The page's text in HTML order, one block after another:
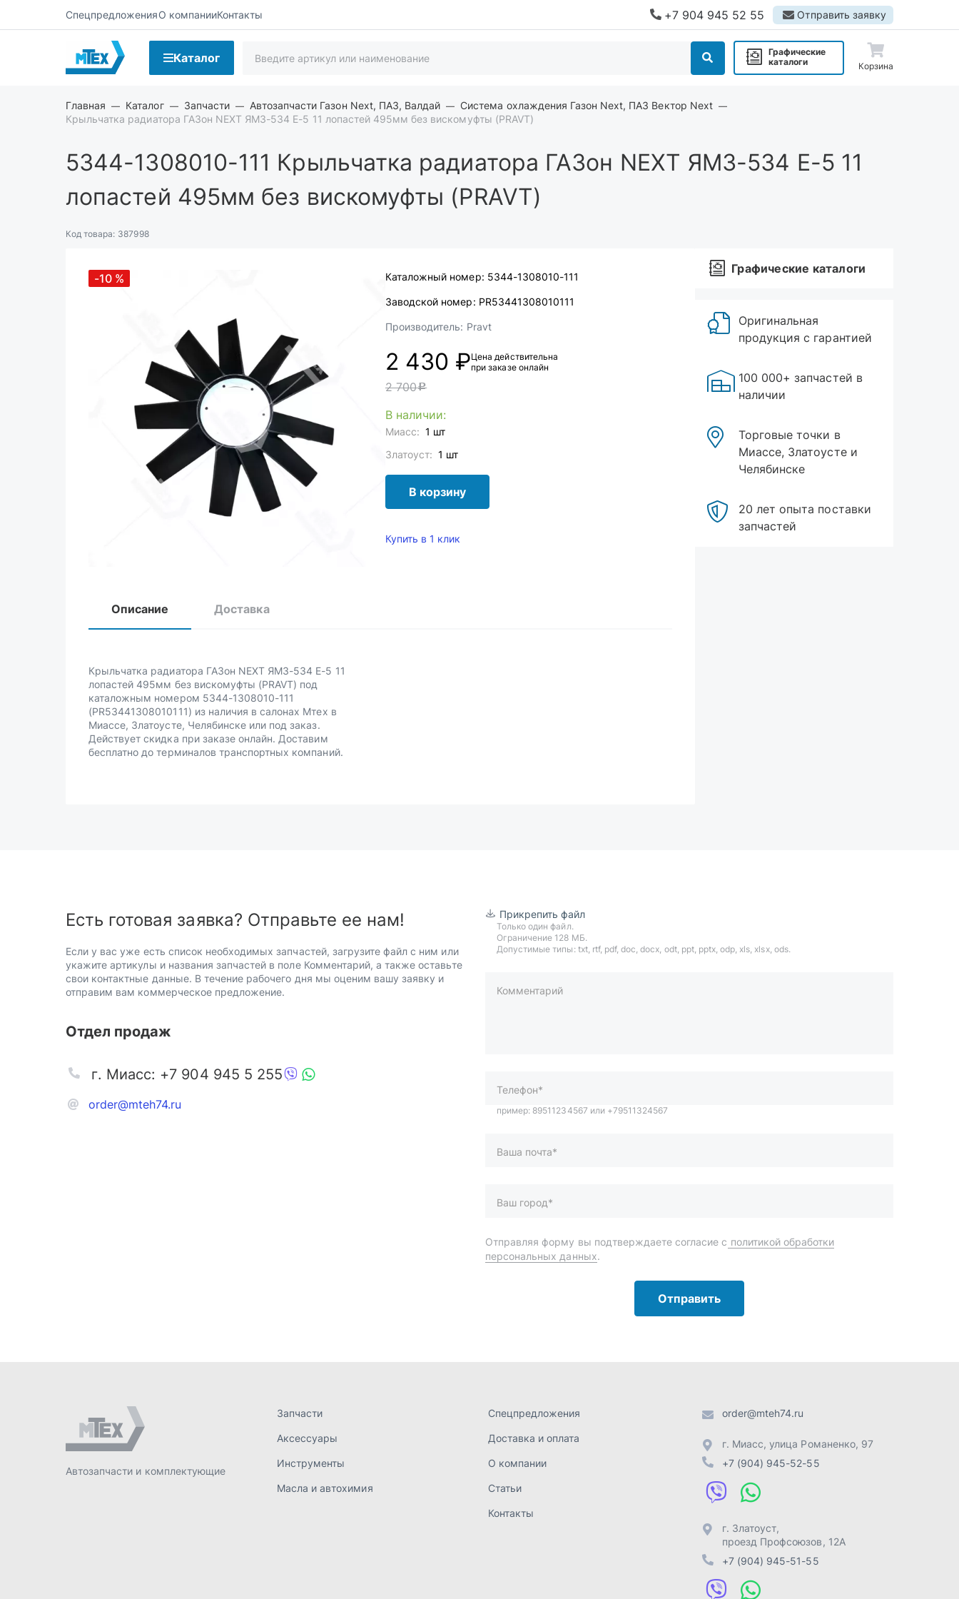
СпецпредложенияО компанииКонтакты +7 904 945 52 55 Отправить заявку
Каталог
Графические
каталоги
Корзина
Главная Каталог Запчасти Автозапчасти Газон Next, ПАЗ, Валдай
Система охлаждения Газон Next, ПАЗ Вектор Next
Крыльчатка радиатора ГАЗон NEXT ЯМЗ-534 Е-5 11 лопастей 495мм без вискомуфты (PRAVT)
5344-1308010-111 Крыльчатка радиатора ГАЗон NEXT ЯМЗ-534 Е-5 11
лопастей 495мм без вискомуфты (PRAVT)
Код товара: 387998
-10 % Каталожный номер: 5344-1308010-111
Заводской номер: PR53441308010111
Производитель: Pravt
2 430 ₽Цена действительна
при заказе онлайн
2 700c
В наличии:
Миасс: 1 шт
Златоуст: 1 шт
В корзину
Купить в 1 клик
Описание Доставка
Крыльчатка радиатора ГАЗон NEXT ЯМЗ-534 Е-5 11
лопастей 495мм без вискомуфты (PRAVT) под
каталожным номером 5344-1308010-111
(PR53441308010111) из наличия в салонах Мтех в
Миассе, Златоусте, Челябинске или под заказ.
Действует скидка при заказе онлайн. Доставим
бесплатно до терминалов транспортных компаний.
Графические каталоги
Оригинальная
продукция с гарантией
100 000+ запчастей в
наличии
Торговые точки в
Миассе, Златоусте и
Челябинске
20 лет опыта поставки
запчастей
Есть готовая заявка? Отправьте ее нам!
Если у вас уже есть список необходимых запчастей, загрузите файл с ним или
укажите артикулы и названия запчастей в поле Комментарий, а также оставьте
свои контактные данные. В течение рабочего дня мы оценим вашу заявку и
отправим вам коммерческое предложение.
Отдел продаж
order@mteh74.ru
г. Миасс: +7 904 945 5 255
Прикрепить файл
Только один файл.
Ограничение 128 МБ.
Допустимые типы: txt, rtf, pdf, doc, docx, odt, ppt, pptx, odp, xls, xlsx, ods.
Комментарий
пример: 89511234567 или +79511324567
Отправить
Доставка и оплата
+7 (904) 945-52-55
г. Челябинск,Свердловский
тракт, 3Е
Отправить заявку